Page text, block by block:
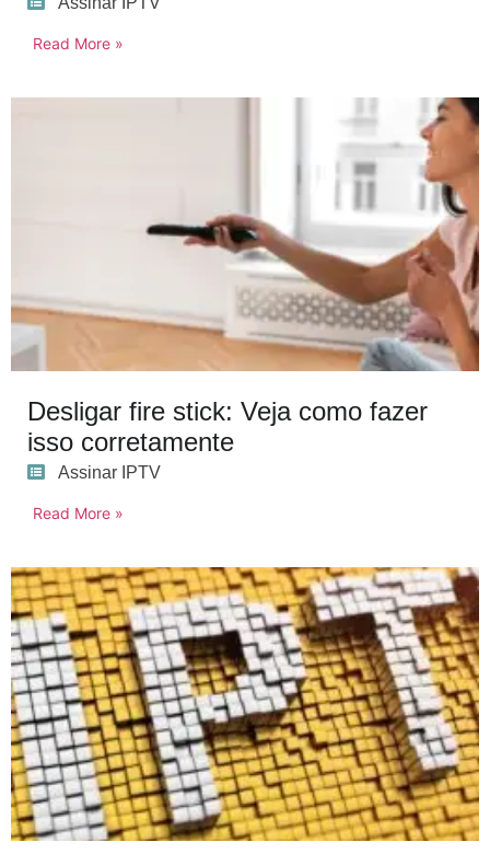
Read More »
Desligar fire stick: Veja como fazer
isso corretamente
Assinar IPTV
Read More »